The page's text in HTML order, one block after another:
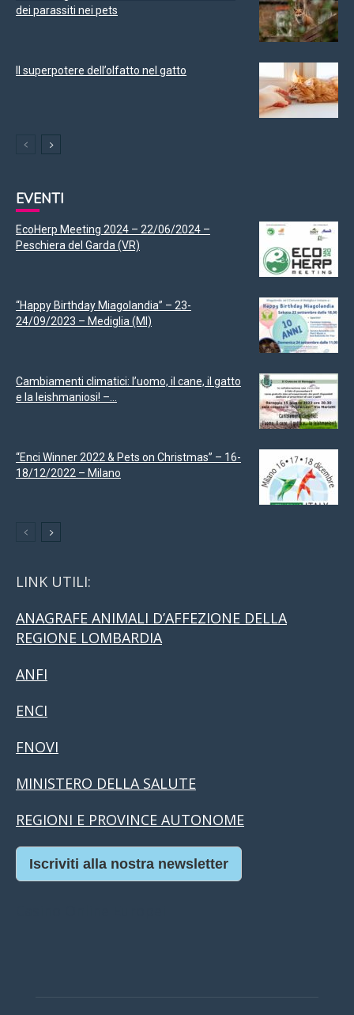
dei parassiti nei pets
Il superpotere dell’olfatto nel gatto
EVENTI
EcoHerp Meeting 2024 – 22/06/2024 –
Peschiera del Garda (VR)
“Happy Birthday Miagolandia” – 23-
24/09/2023 – Mediglia (MI)
Cambiamenti climatici: l’uomo, il cane, il gatto
e la leishmaniosi! –...
“Enci Winner 2022 & Pets on Christmas” – 16-
18/12/2022 – Milano
LINK UTILI:
ANAGRAFE ANIMALI D’AFFEZIONE DELLA
REGIONE LOMBARDIA
ANFI
ENCI
FNOVI
MINISTERO DELLA SALUTE
REGIONI E PROVINCE AUTONOME
Iscriviti alla nostra newsletter